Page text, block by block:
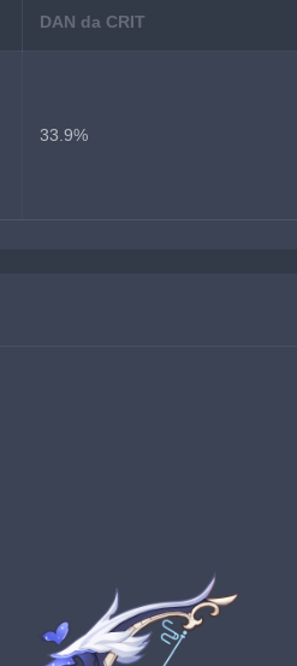
DAN da CRIT
33.9%